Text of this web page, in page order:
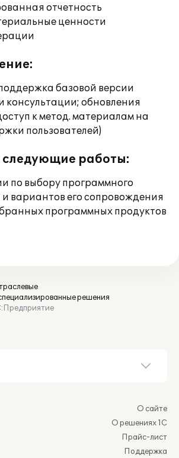
отчетность
ценности
базовой версии
консультации; обновления
к метод. материалам на
пользователей)
работы:
по выбору программного
и вариантов его сопровождения
программных продуктов
решения
О сайте
О решениях 1С
Прайс-лист
Поддержка